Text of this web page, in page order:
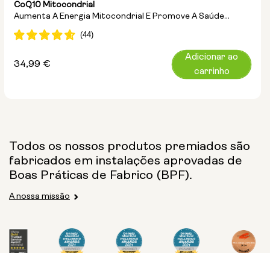
CoQ10 Mitocondrial
Aumenta A Energia Mitocondrial E Promove A Saúde
Cardíaca
Preço
34,99 €
Adicionar ao
carrinho
Todos os nossos produtos premiados são
fabricados em instalações aprovadas de
Boas Práticas de Fabrico (BPF).
A nossa missão